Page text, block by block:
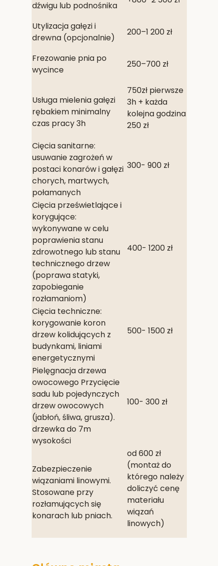
dźwigu lub podnośnika
Utylizacja gałęzi i
drewna (opcjonalnie)
200–1 200 zł
Frezowanie pnia po
wycince
250–700 zł
Usługa mielenia gałęzi
rębakiem minimalny
czas pracy 3h
750zł pierwsze
3h + każda
kolejna godzina
250 zł
Cięcia sanitarne:
usuwanie zagrożeń w
postaci konarów i gałęzi
chorych, martwych,
połamanych
300- 900 zł
Cięcia prześwietlające i
korygujące:
wykonywane w celu
poprawienia stanu
zdrowotnego lub stanu
technicznego drzew
(poprawa statyki,
zapobieganie
rozłamaniom)
400- 1200 zł
Cięcia techniczne:
korygowanie koron
drzew kolidujących z
budynkami, liniami
energetycznymi
500- 1500 zł
Pielęgnacja drzewa
owocowego Przycięcie
sadu lub pojedynczych
drzew owocowych
(jabłoń, śliwa, grusza).
drzewka do 7m
wysokości
100- 300 zł
Zabezpieczenie
wiązaniami linowymi.
Stosowane przy
rozłamujących się
konarach lub pniach.
od 600 zł
(montaż do
którego należy
doliczyć cenę
materiału
wiązań
linowych)